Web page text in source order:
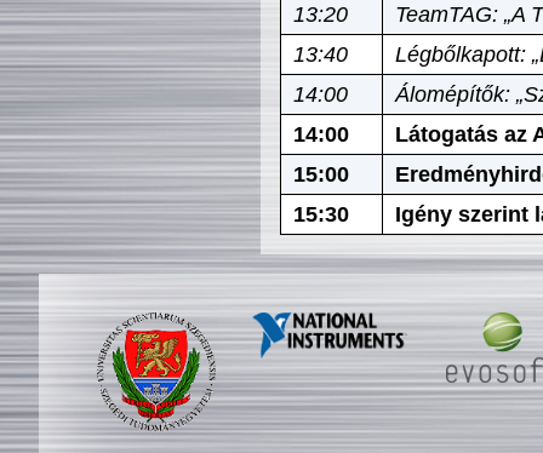
13:20
TeamTAG: „A
13:40
Légbőlkapott:
14:00
Álomépítők:
14:00
Látogatás az
15:00
15:30
Igény szerint